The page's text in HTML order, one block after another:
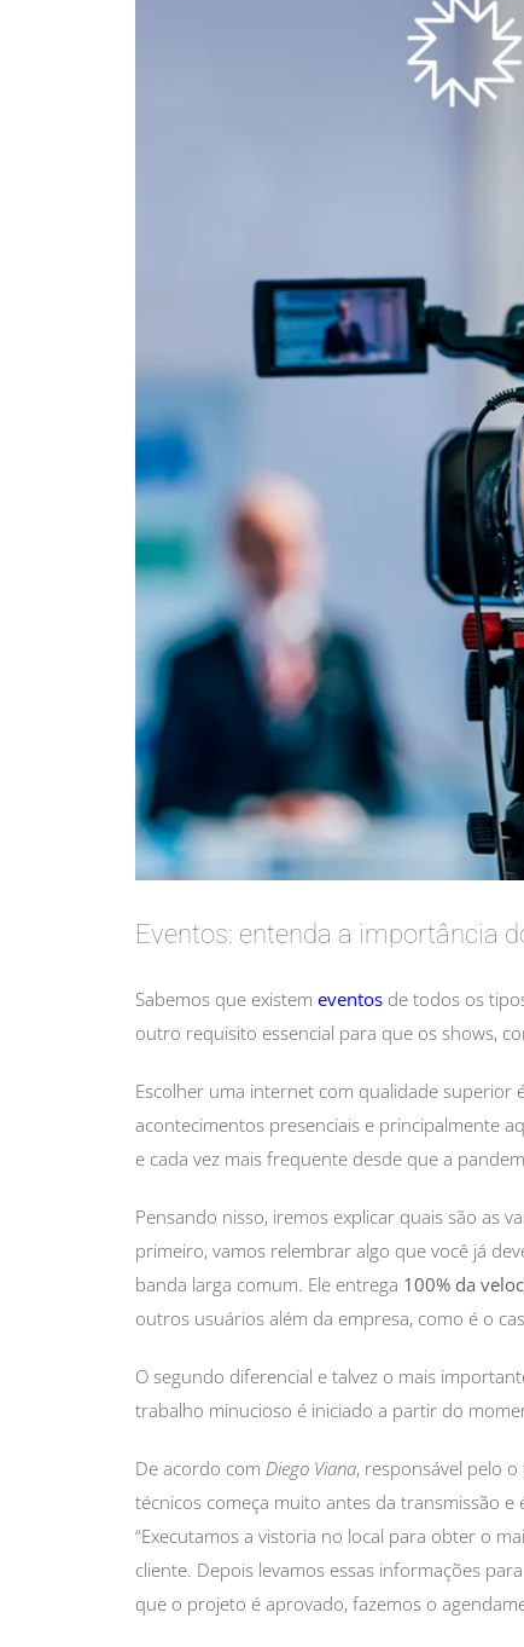
Eventos: entenda a importância
Sabemos que existem eventos de todos os
outro requisito essencial para que os shows,
Escolher uma internet com qualidade superior
acontecimentos presenciais e principalmente
e cada vez mais frequente desde que a
Pensando nisso, iremos explicar quais são as
primeiro, vamos relembrar algo que você já
banda larga comum. Ele entrega 100% da
outros usuários além da empresa, como é o
O segundo diferencial e talvez o mais
trabalho minucioso é iniciado a partir do
De acordo com Diego Viana, responsável pelo
técnicos começa muito antes da transmissão
“Executamos a vistoria no local para obter o
cliente. Depois levamos essas informações
que o projeto é aprovado, fazemos o